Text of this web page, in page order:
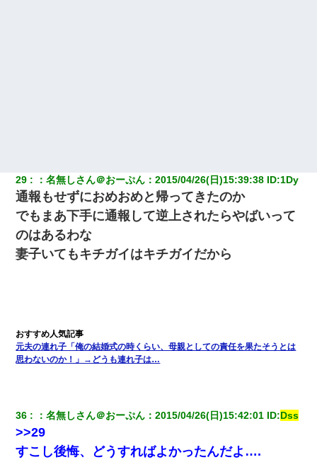
29 ：名無しさん＠おーぷん ：2015/04/26(日)15:39:38 ID:1Dy
通報もせずにおめおめと帰ってきたのか
でもまあ下手に通報して逆上されたらやばいって
のはあるわな
妻子いてもキチガイはキチガイだから
元夫の連れ子「俺の結婚式の時くらい、母親としての責任を果たそうとは
思わないのか！」→どうも連れ子は…
36 ：名無しさん＠おーぷん ：2015/04/26(日)15:42:01 ID:Dss
>>29
すこし後悔、どうすればよかったんだよ….